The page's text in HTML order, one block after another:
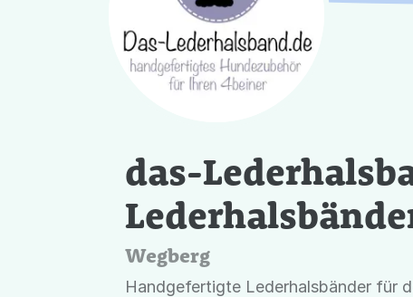
das-
Wegberg
Handgefertigte Lederhalsbänder für